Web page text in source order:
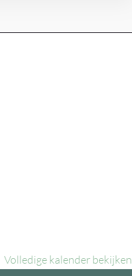
Volledige kalender bekijken